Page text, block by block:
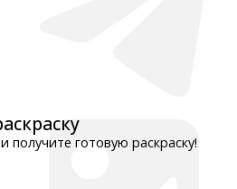
получите готовую раскраску!